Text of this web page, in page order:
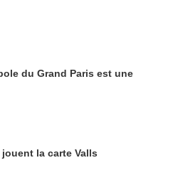
du Grand Paris est une
la carte Valls